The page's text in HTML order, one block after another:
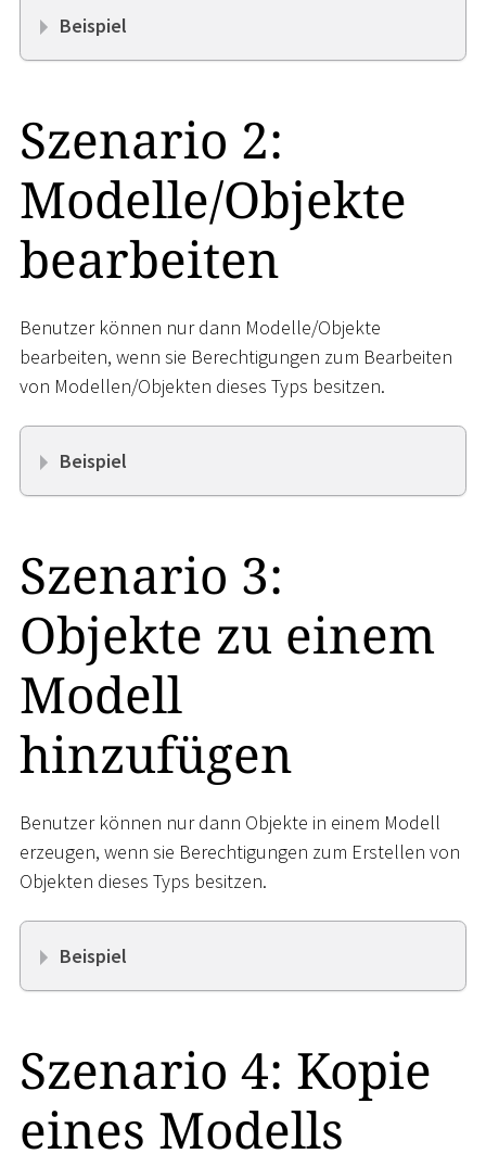
Beispiel
Szenario 2:
Modelle/Objekte
bearbeiten
Benutzer können nur dann Modelle/Objekte
bearbeiten, wenn sie Berechtigungen zum Bearbeiten
von Modellen/Objekten dieses Typs besitzen.
Beispiel
Szenario 3:
Objekte zu einem
Modell
hinzufügen
Benutzer können nur dann Objekte in einem Modell
erzeugen, wenn sie Berechtigungen zum Erstellen von
Objekten dieses Typs besitzen.
Beispiel
Szenario 4: Kopie
eines Modells